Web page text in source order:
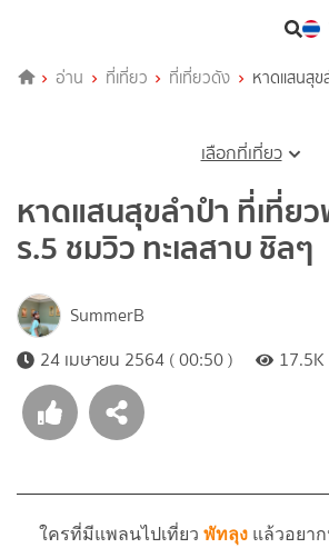
อ่าน ที่เที่ยว ที่เที่ยวดัง
หาดแสนสุข
เลือกที่เที่ยว
หาดแสนสุขลำปำ ที่เที่ย
ร.5 ชมวิว ทะเลสาบ ชิลๆ
SummerB
24 เมษายน 2564 ( 00:50 )
17.5K
ใครที่มีแพลนไปเที่ยว พัทลุง แล้วอยา